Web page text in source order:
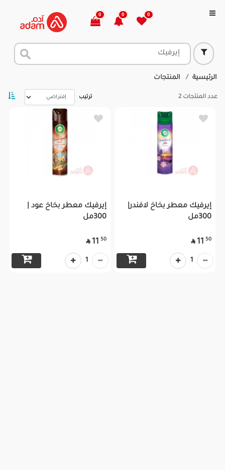
0
0
0
الرئيسية المنتجات
عدد المنتجات 2 ترتيب
إيرفيك معطر بخاخ لافندر|
300مل
50
11

1
إيرفيك معطر بخاخ عود |
300مل
50
11

1